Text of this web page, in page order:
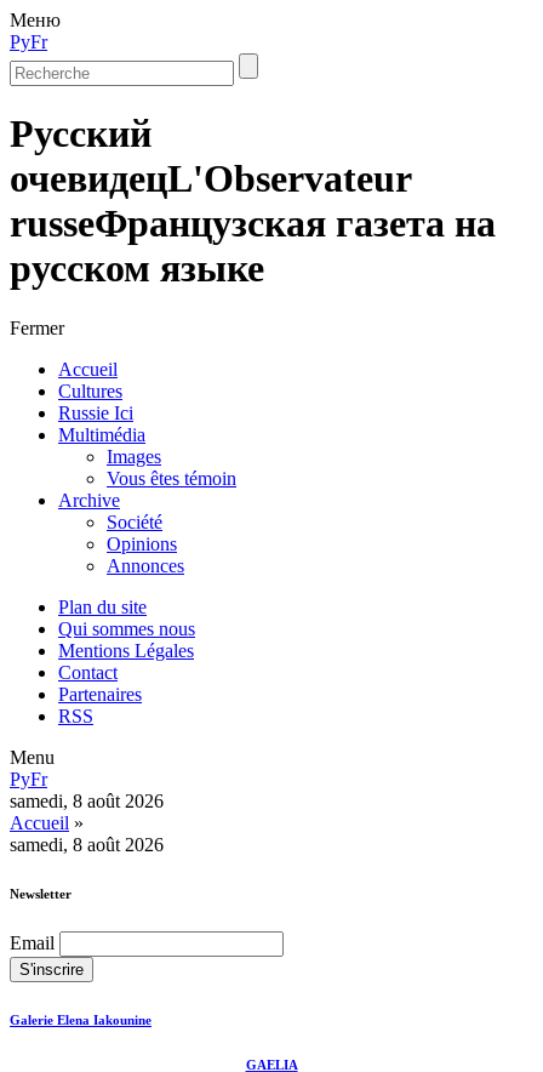
Меню
РуFr
Русский
очевидецL'Observateur
russeФранцузская газета на
русском языке
Fermer
Accueil
Cultures
Russie Ici
Multimédia
Images
Vous êtes témoin
Archive
Société
Opinions
Annonces
Plan du site
Qui sommes nous
Mentions Légales
Contact
Partenaires
RSS
Menu
РуFr
samedi, 8 août 2026
Accueil »
samedi, 8 août 2026
Newsletter
Email
Galerie Elena Iakounine
GAELIA